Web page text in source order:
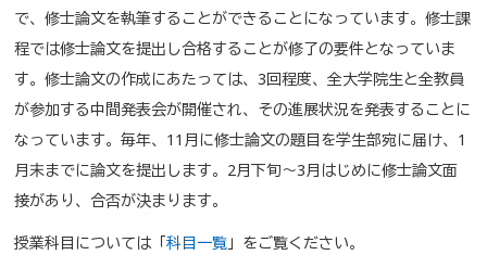
で、修士論文を執筆することができることになっています。修士課
程では修士論文を提出し合格することが修了の要件となっていま
す。修士論文の作成にあたっては、3回程度、全大学院生と全教員
が参加する中間発表会が開催され、その進展状況を発表することに
なっています。毎年、11月に修士論文の題目を学生部宛に届け、1
月末までに論文を提出します。2月下旬～3月はじめに修士論文面
接があり、合否が決まります。
授業科目については「科目一覧」をご覧ください。